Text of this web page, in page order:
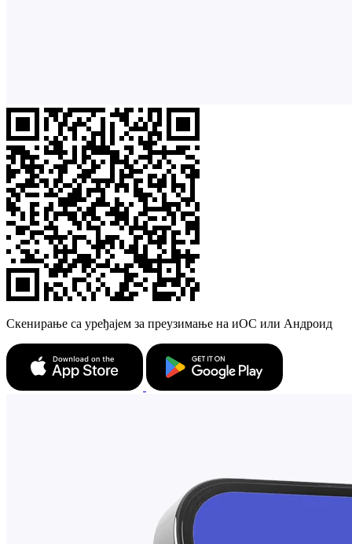
Скенирање са уређајем за преузимање на иОС или Андроид